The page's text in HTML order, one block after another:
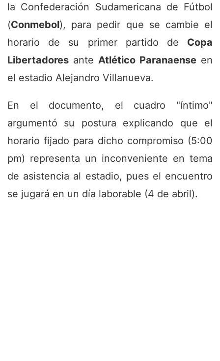
la Confederación Sudamericana de Fútbol
(Conmebol), para pedir que se cambie el
horario de su primer partido de Copa
Libertadores ante Atlético Paranaense en
el estadio Alejandro Villanueva.
En el documento, el cuadro "íntimo"
argumentó su postura explicando que el
horario fijado para dicho compromiso (5:00
pm) representa un inconveniente en tema
de asistencia al estadio, pues el encuentro
se jugará en un día laborable (4 de abril).